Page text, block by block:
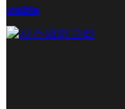
visible